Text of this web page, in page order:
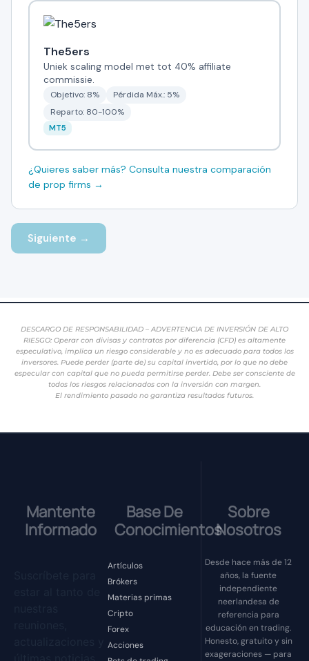
DESCARGO DE RESPONSABILIDAD – ADVERTENCIA DE INVERSIÓN DE ALTO
RIESGO: Operar con divisas y contratos por diferencia (CFD) es altamente
especulativo, implica un riesgo considerable y no es adecuado para todos los
inversores. Puede perder (parte de) su capital invertido, por lo que no debe
especular con capital que no pueda permitirse perder. Debe ser consciente de
todos los riesgos relacionados con la inversión con margen.
El rendimiento pasado no garantiza resultados futuros.
Mantente
Informado
Base De
Conocimientos
Artículos
Brókers
Materias primas
Cripto
Forex
Acciones
Sobre
Nosotros
Desde hace más de 12
años, la fuente
independiente
neerlandesa de
referencia para
educación en trading.
Honesto, gratuito y sin
exageraciones — para